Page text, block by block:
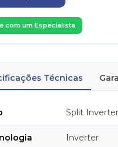
com um Especialista
Técnicas
Split Inverter
Inverter